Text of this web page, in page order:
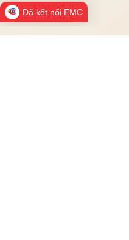
Đã kết nối EMC